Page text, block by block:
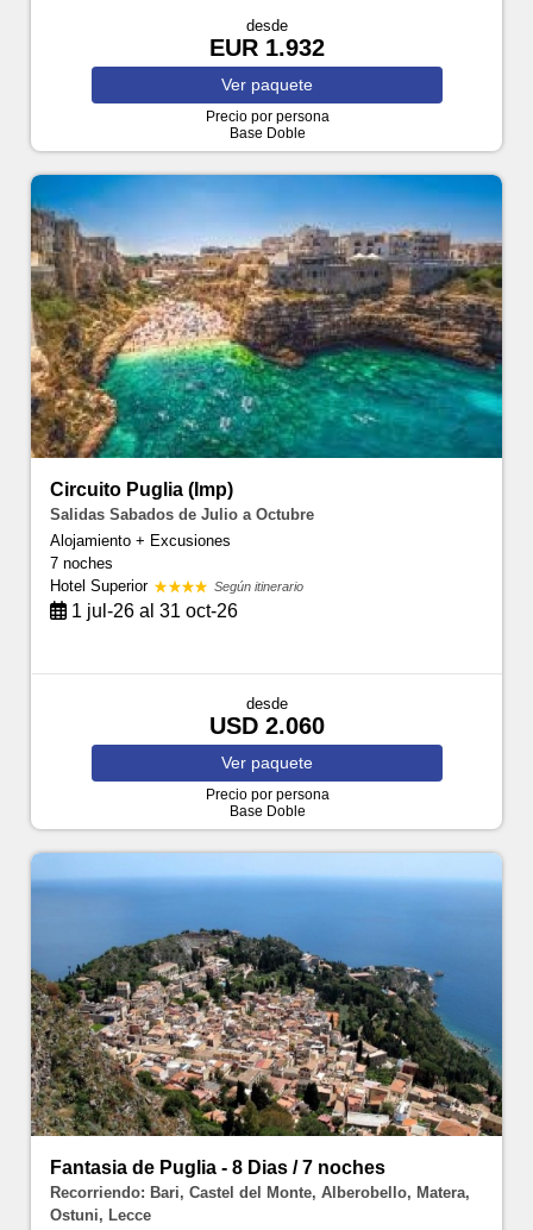
desde
EUR 1.932
Ver paquete
Precio por persona
Base Doble
Circuito Puglia (Imp)
Salidas Sabados de Julio a Octubre
Alojamiento + Excusiones
7 noches
Hotel Superior
Según itinerario
1 jul-26 al 31 oct-26
desde
USD 2.060
Ver paquete
Precio por persona
Base Doble
Fantasia de Puglia - 8 Dias / 7 noches
Recorriendo: Bari, Castel del Monte, Alberobello, Matera,
Ostuni, Lecce